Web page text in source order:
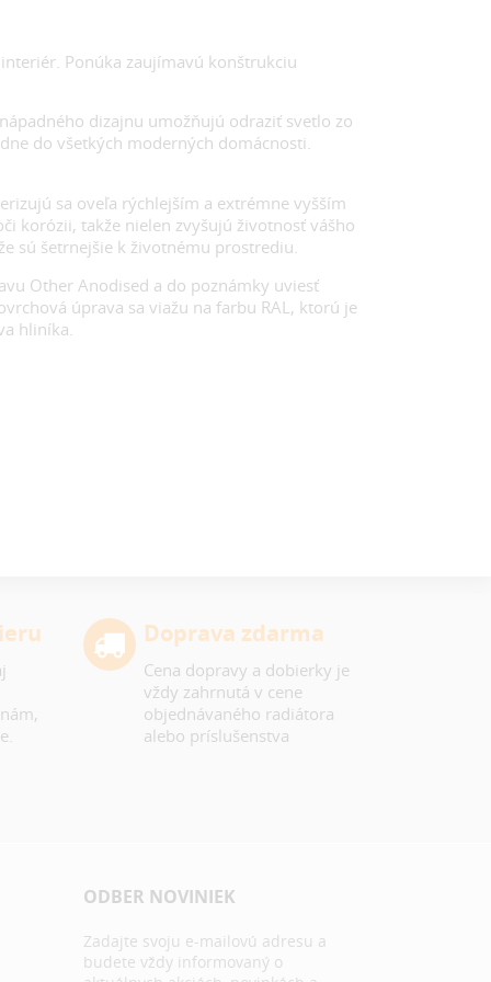
Ponúka zaujímavú konštrukciu
dizajnu umožňujú odraziť svetlo zo
do všetkých moderných domácnosti.
sa oveľa rýchlejším a extrémne vyšším
korózii, takže nielen zvyšujú životnosť vášho
sú šetrnejšie k životnému prostrediu.
Other Anodised a do poznámky uviesť
úprava sa viažu na farbu RAL, ktorú je
hliníka.
Doprava zdarma
Cena dopravy a dobierky je
vždy zahrnutá v cene
objednávaného radiátora
alebo príslušenstva
ODBER NOVINIEK
Zadajte svoju e-mailovú adresu a
budete vždy informovaný o